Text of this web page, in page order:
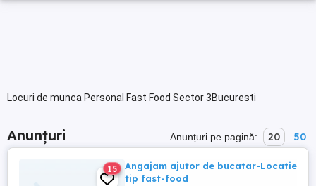
Locuri de munca Personal Fast Food Sector 3Bucuresti
Anunțuri Anunțuri pe pagină: 20 50
15
Angajam ajutor de bucatar-Locatie
tip fast-food